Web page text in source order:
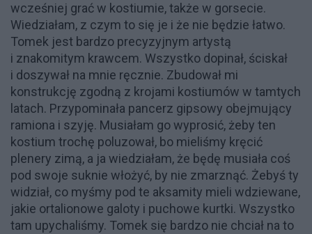
wcześniej grać w kostiumie, także w gorsecie.
Wiedziałam, z czym to się je i że nie będzie łatwo.
Tomek jest bardzo precyzyjnym artystą
i znakomitym krawcem. Wszystko dopinał, ściskał
i doszywał na mnie ręcznie. Zbudował mi
konstrukcję zgodną z krojami kostiumów w tamtych
latach. Przypominała pancerz gipsowy obejmujący
ramiona i szyję. Musiałam go wyprosić, żeby ten
kostium trochę poluzował, bo mieliśmy kręcić
plenery zimą, a ja wiedziałam, że będę musiała coś
pod swoje suknie włożyć, by nie zmarznąć. Żebyś ty
widział, co myśmy pod te aksamity mieli wdziewane,
jakie ortalionowe galoty i puchowe kurtki. Wszystko
tam upychaliśmy. Tomek się bardzo nie chciał na to